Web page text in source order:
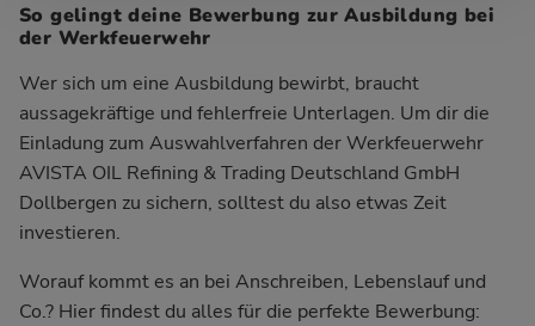
So gelingt deine Bewerbung zur Ausbildung bei
der Werkfeuerwehr
Wer sich um eine Ausbildung bewirbt, braucht
aussagekräftige und fehlerfreie Unterlagen. Um dir die
Einladung zum Auswahlverfahren der Werkfeuerwehr
AVISTA OIL Refining & Trading Deutschland GmbH
Dollbergen zu sichern, solltest du also etwas Zeit
investieren.
Worauf kommt es an bei Anschreiben, Lebenslauf und
Co.? Hier findest du alles für die perfekte Bewerbung: